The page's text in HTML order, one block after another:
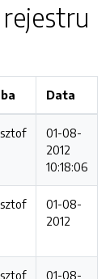
Data
01-08-
2012
10:18:06
01-08-
2012
01-08-